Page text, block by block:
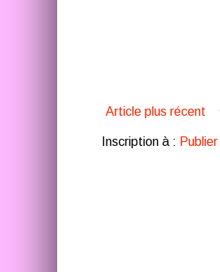
Article plus récent
Inscription à :